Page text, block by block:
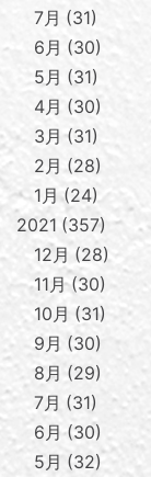
7月
31
6月
30
5月
31
4月
30
3月
31
2月
28
1月
24
2021 357
12月
28
11月 30
10月
31
9月
30
8月
29
7月
31
6月
30
5月
32